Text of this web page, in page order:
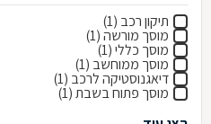
תיקון רכב (1)
מוסך מורשה (1)
מוסך כללי (1)
מוסך ממוחשב (1)
דיאגנוסטיקה לרכב (1)
מוסך פתוח בשבת (1)